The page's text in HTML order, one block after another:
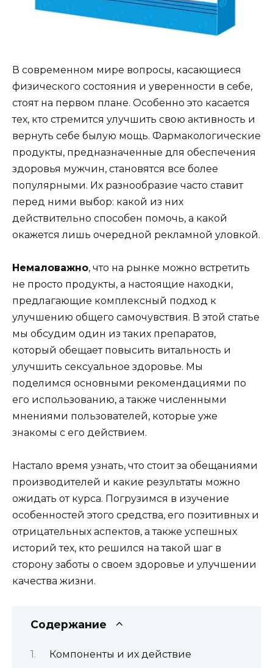
В современном мире вопросы, касающиеся
физического состояния и уверенности в себе,
стоят на первом плане. Особенно это касается
тех, кто стремится улучшить свою активность и
вернуть себе былую мощь. Фармакологические
продукты, предназначенные для обеспечения
здоровья мужчин, становятся все более
популярными. Их разнообразие часто ставит
перед ними выбор: какой из них
действительно способен помочь, а какой
окажется лишь очередной рекламной уловкой.
Немаловажно, что на рынке можно встретить
не просто продукты, а настоящие находки,
предлагающие комплексный подход к
улучшению общего самочувствия. В этой статье
мы обсудим один из таких препаратов,
который обещает повысить витальность и
улучшить сексуальное здоровье. Мы
поделимся основными рекомендациями по
его использованию, а также численными
мнениями пользователей, которые уже
знакомы с его действием.
Настало время узнать, что стоит за обещаниями
производителей и какие результаты можно
ожидать от курса. Погрузимся в изучение
особенностей этого средства, его позитивных и
отрицательных аспектов, а также успешных
историй тех, кто решился на такой шаг в
сторону заботы о своем здоровье и улучшении
качества жизни.
Содержание
Компоненты и их действие